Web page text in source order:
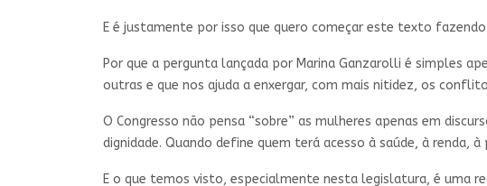
E é justamente por isso que quero começar este texto
Por que a pergunta lançada por Marina Ganzarolli é simples
outras e que nos ajuda a enxergar, com mais nitidez, os
O Congresso não pensa “sobre” as mulheres apenas em
dignidade. Quando define quem terá acesso à saúde, à renda,
E o que temos visto, especialmente nesta legislatura, é uma